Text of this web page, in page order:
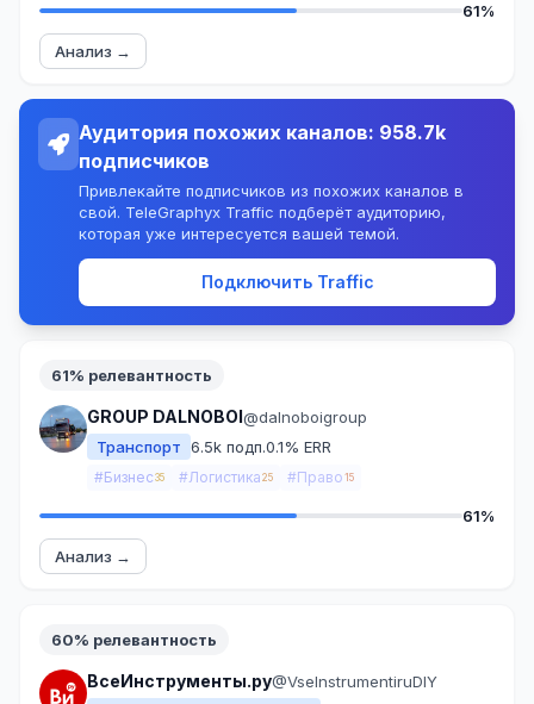
61%
Анализ →
Аудитория похожих каналов: 958.7k
подписчиков
Привлекайте подписчиков из похожих каналов в
свой. TeleGraphyx Traffic подберёт аудиторию,
которая уже интересуется вашей темой.
Подключить Traffic
61% релевантность
GROUP DALNOBOI@dalnoboigroup
Транспорт 6.5k подп.0.1% ERR
#Бизнес 35 #Логистика 25 #Право 15
61%
Анализ →
60% релевантность
ВсеИнструменты.ру@VseInstrumentiruDIY